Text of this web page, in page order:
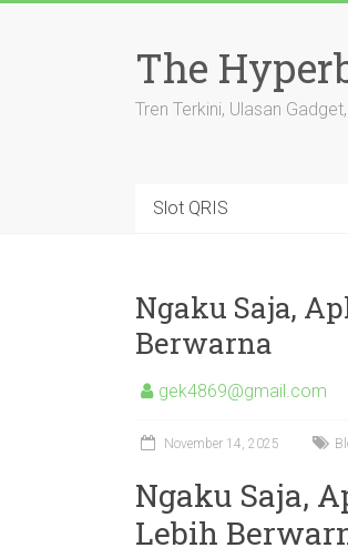
The
Tren Terkini, Ulasan
Slot QRIS
Ngaku Saja,
Berwarna
gek4869@gmail.com
November 14, 2025
Ngaku Saja,
Lebih